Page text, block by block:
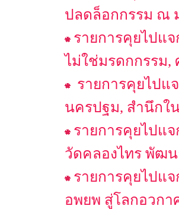
ปลดล็อกกรรม ณ
รายการคุยไปแจ
ไม่ใช่มรดกกรรม,
รายการคุยไปแ
นครปฐม, สำนึกใ
รายการคุยไปแ
วัดคลองไทร พัฒ
รายการคุยไปแ
อพยพ สู่โลกอวกา